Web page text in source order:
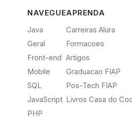
NAVEGUE
Java
Geral
Front-end
Mobile
SQL
JavaScript
PHP
APRENDA
Carreiras Alura
Formacoes
Artigos
Graduacao FIAP
Pos-Tech FIAP
Livros Casa do